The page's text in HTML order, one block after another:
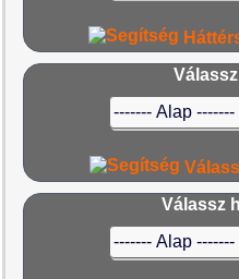
Válassz